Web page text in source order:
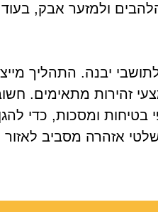
ולמזער אבק, בעוד
יבנה. התהליך
זהירות מתאימים.
בטיחות ומסכות, כדי
אזהרה מסביב לאזור